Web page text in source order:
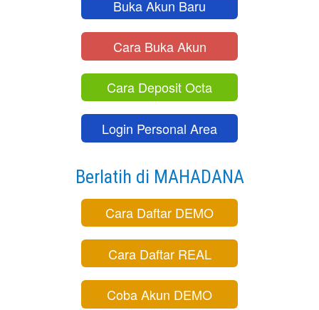
Buka Akun Baru
Cara Buka Akun
Cara Deposit Octa
Login Personal Area
Berlatih di MAHADANA
Cara Daftar DEMO
Cara Daftar REAL
Coba Akun DEMO